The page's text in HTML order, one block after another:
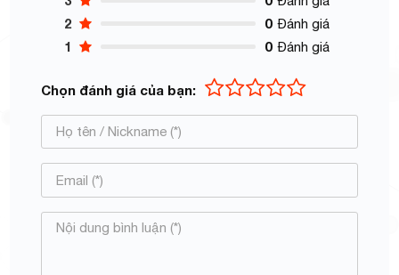
2 0 Đánh giá
1 0 Đánh giá
Chọn đánh giá của bạn: